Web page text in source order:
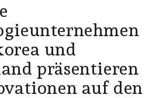
und
präsentieren
auf den